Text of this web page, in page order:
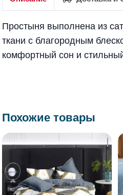
Простыня выполнена из
ткани с благородным
комфортный сон и
Похожие товары